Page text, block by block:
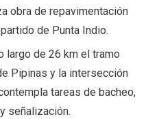
obra de repavimentación
de Punta Indio.
largo de 26 km el tramo
Pipinas y la intersección
tareas de bacheo,
señalización.